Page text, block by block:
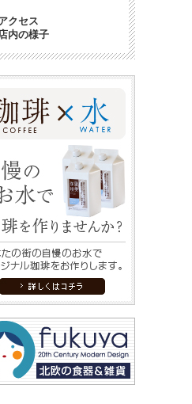
クセス
内の様子